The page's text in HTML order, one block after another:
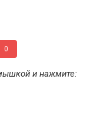
0
и нажмите: